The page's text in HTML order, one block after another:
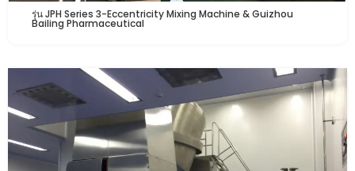
รุ่น JPH Series 3-Eccentricity Mixing Machine & Guizhou
Bailing Pharmaceutical